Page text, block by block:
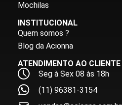
Mochilas
INSTITUCIONAL
Quem somos ?
Blog da Acionna
ATENDIMENTO AO CLIENTE
Seg à Sex 08 às 18h
(11) 96381-3154